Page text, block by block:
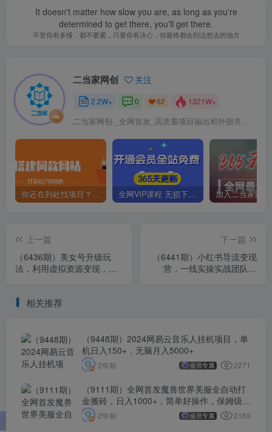
It doesn't matter how slow you are, as long as you're
determined to get there, you'll get there.
不管你有多慢，都不要紧，只要你有决心，你最终都会到达想去的地方
二当家网创 关注
2.2W+ 0 62 1321W+
你还在到处找项目？还在当韭菜？我靠卖项目一个月收入5万+，曾经我也是个失败者。 全网VIP课程 无损下载~
上一篇
（6436期）美女号升级玩
法，利用虚拟资源变现，日
下一篇
（6441期）小红书导流变现
营，一线实操实战团队总
相关推荐
（9448期）2024网易云音乐人挂机项目，单
机日入150+，无脑月入5000+
2年前 会员专属 2271
（9111期）全网首发魔兽世界美服全自动打
金搬砖，日入1000+，简单好操作，保姆级教
学
2年前 会员专属 2163